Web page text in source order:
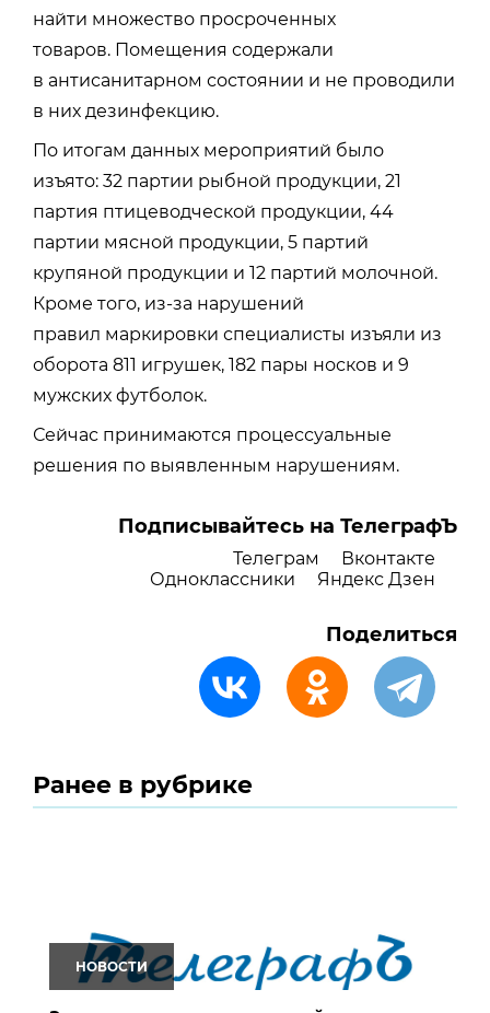
найти множество просроченных
товаров. Помещения содержали
в антисанитарном состоянии и не проводили
в них дезинфекцию.
По итогам данных мероприятий было
изъято: 32 партии рыбной продукции, 21
партия птицеводческой продукции, 44
партии мясной продукции, 5 партий
крупяной продукции и 12 партий молочной.
Кроме того, из-за нарушений
правил маркировки специалисты изъяли из
оборота 811 игрушек, 182 пары носков и 9
мужских футболок.
Сейчас принимаются процессуальные
решения по выявленным нарушениям.
Подписывайтесь на ТелеграфЪ
Телеграм
Вконтакте
Одноклассники
Яндекс Дзен
Поделиться
Ранее в рубрике
НОВОСТИ